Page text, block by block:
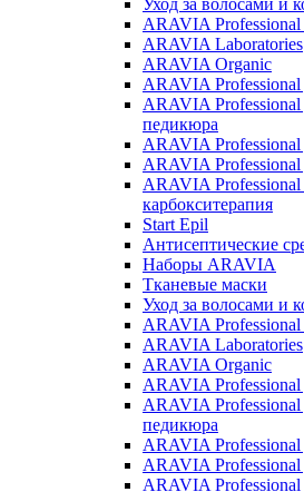
Уход за волосами и
ARAVIA
ARAVIA Laboratories
ARAVIA Organic
ARAVIA Professional
ARAVIA
педикюра
ARAVIA
ARAVIA Professional
ARAVIA
карбокситерапия
Start Epil
Антисептические
Наборы ARAVIA
Тканевые маски
Уход за волосами и
ARAVIA
ARAVIA Laboratories
ARAVIA Organic
ARAVIA Professional
ARAVIA
педикюра
ARAVIA
ARAVIA Professional
ARAVIA